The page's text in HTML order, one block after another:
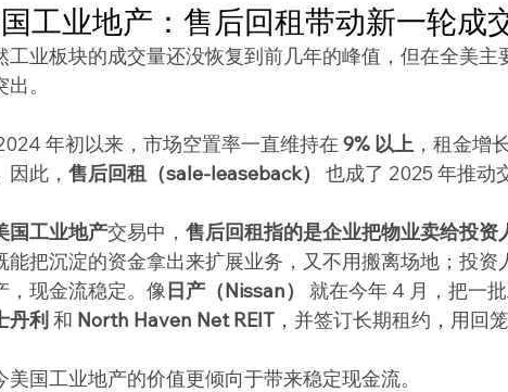
工业地产：售后回租带动新一轮成
工业板块的成交量还没恢复到前几年的峰值，但在全美主
。
年初以来，市场空置率一直维持在 9% 以上 ，租金增
因此， 售后回租（sale-leaseback） 也成了 2025 年推动
国工业地产交易中， 售后回租指的是企业把物业卖给投资
能把沉淀的资金拿出来扩展业务，又不用搬离场地；投
，现金流稳定。像日产（Nissan） 就在今年 4 月，把一
丹利 和 North Haven Net REIT ，并签订长期租约，用回
美国工业地产的价值更倾向于带来稳定现金流。